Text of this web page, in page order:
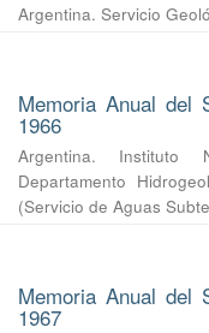
Argentina. Servicio
Memoria Anual del
1966
Argentina.
Departamento
(Servicio de Aguas
Memoria Anual del
1967